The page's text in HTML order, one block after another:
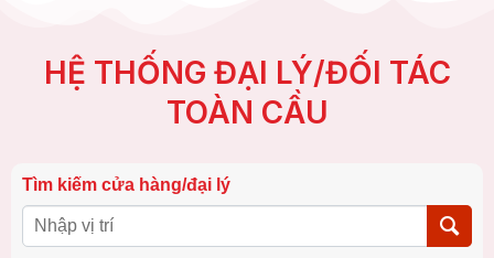
HỆ THỐNG ĐẠI LÝ/ĐỐI TÁC
TOÀN CẦU
Tìm kiếm cửa hàng/đại lý